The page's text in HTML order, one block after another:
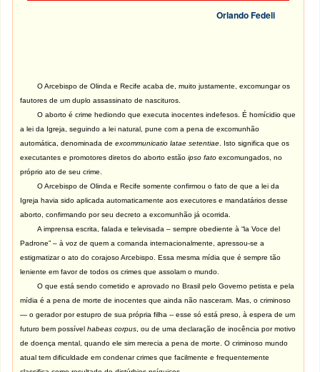
Orlando Fedeli
O Arcebispo de Olinda e Recife acaba de, muito justamente, excomungar os
fautores de um duplo assassinato de nascituros.
O aborto é crime hediondo que executa inocentes indefesos. É homícidio que
a lei da Igreja, seguindo a lei natural, pune com a pena de excomunhão
automática, denominada deexcommunicatio latae setentiae . Isto significa que os
executantes e promotores diretos do aborto estãoipso fato excomungados, no
próprio ato de seu crime.
O Arcebispo de Olinda e Recife somente confirmou o fato de que a lei da
Igreja havia sido aplicada automaticamente aos executores e mandatários desse
aborto, confirmando por seu decreto a excomunhão já ocorrida.
A imprensa escrita, falada e televisada – sempre obediente à “la Voce del
Padrone” – à voz de quem a comanda internacionalmente, apressou-se a
estigmatizar o ato do corajoso Arcebispo. Essa mesma mídia que é sempre tão
leniente em favor de todos os crimes que assolam o mundo.
O que está sendo cometido e aprovado no Brasil pelo Governo petista e pela
mídia é a pena de morte de inocentes que ainda não nasceram. Mas, o criminoso
— o gerador por estupro de sua própria filha -- esse só está preso, à espera de um
futuro bem possívelhabeas corpus , ou de uma declaração de inocência por motivo
de doença mental, quando ele sim merecia a pena de morte. O criminoso mundo
atual tem dificuldade em condenar crimes que facilmente e frequentemente